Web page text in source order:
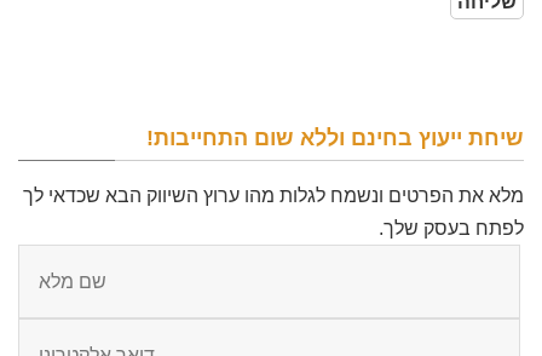
שיחת ייעוץ בחינם וללא שום התחייבות!
מלא את הפרטים ונשמח לגלות מהו ערוץ השיווק הבא שכדאי לך
לפתח בעסק שלך.